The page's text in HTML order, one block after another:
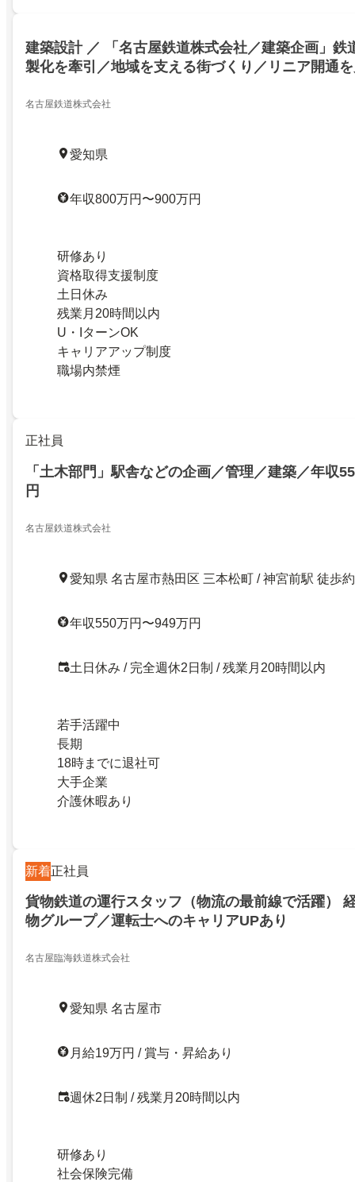
建築設計 ／ 「名古屋鉄道株式会社／建築企画」鉄
製化を牽引／地域を支える街づくり／リニア開通
名古屋鉄道株式会社
愛知県
年収800万円〜900万円
研修あり
資格取得支援制度
土日休み
残業月20時間以内
U・IターンOK
キャリアアップ制度
職場内禁煙
正社員
「土木部門」駅舎などの企画／管理／建築／年収
円
名古屋鉄道株式会社
愛知県 名古屋市熱田区 三本松町 / 神宮前駅 徒歩
年収550万円〜949万円
土日休み / 完全週休2日制 / 残業月20時間以内
若手活躍中
長期
18時までに退社可
大手企業
介護休暇あり
新着正社員
貨物鉄道の運行スタッフ（物流の最前線で活躍）
物グループ／運転士へのキャリアUPあり
名古屋臨海鉄道株式会社
愛知県 名古屋市
月給19万円 / 賞与・昇給あり
週休2日制 / 残業月20時間以内
研修あり
社会保険完備